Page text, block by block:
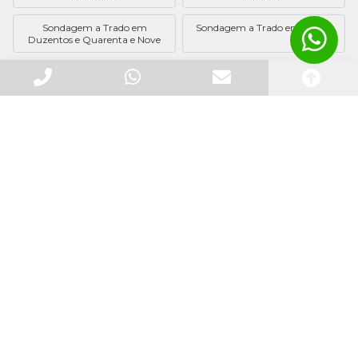
Sondagem a Trado em
Duzentos e Quarenta e Nove
Sondagem a Trado em Rocha